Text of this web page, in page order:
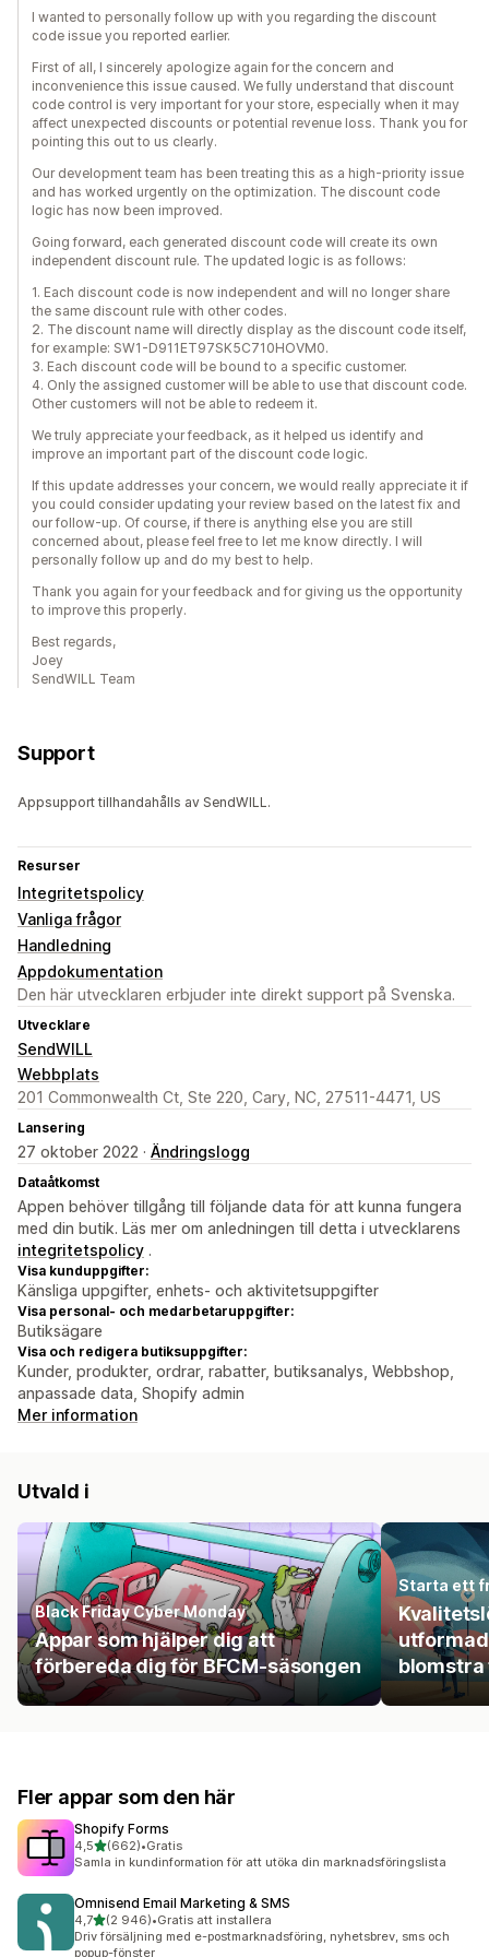
I wanted to personally follow up with you regarding the discount
code issue you reported earlier.
First of all, I sincerely apologize again for the concern and
inconvenience this issue caused. We fully understand that discount
code control is very important for your store, especially when it may
affect unexpected discounts or potential revenue loss. Thank you for
pointing this out to us clearly.
Our development team has been treating this as a high-priority issue
and has worked urgently on the optimization. The discount code
logic has now been improved.
Going forward, each generated discount code will create its own
independent discount rule. The updated logic is as follows:
1. Each discount code is now independent and will no longer share
the same discount rule with other codes.
2. The discount name will directly display as the discount code itself,
for example: SW1-D911ET97SK5C710HOVM0.
3. Each discount code will be bound to a specific customer.
4. Only the assigned customer will be able to use that discount code.
Other customers will not be able to redeem it.
We truly appreciate your feedback, as it helped us identify and
improve an important part of the discount code logic.
If this update addresses your concern, we would really appreciate it if
you could consider updating your review based on the latest fix and
our follow-up. Of course, if there is anything else you are still
concerned about, please feel free to let me know directly. I will
personally follow up and do my best to help.
Thank you again for your feedback and for giving us the opportunity
to improve this properly.
Best regards,
Joey
SendWILL Team
Support
Appsupport tillhandahålls av SendWILL.
Resurser
Integritetspolicy
Vanliga frågor
Handledning
Appdokumentation
Den här utvecklaren erbjuder inte direkt support på Svenska.
Utvecklare
SendWILL
Webbplats
201 Commonwealth Ct, Ste 220, Cary, NC, 27511-4471, US
Lansering
27 oktober 2022 · Ändringslogg
Dataåtkomst
Appen behöver tillgång till följande data för att kunna fungera
med din butik. Läs mer om anledningen till detta i utvecklarens
integritetspolicy .
Visa kunduppgifter:
Känsliga uppgifter, enhets- och aktivitetsuppgifter
Visa personal- och medarbetaruppgifter:
Butiksägare
Visa och redigera butiksuppgifter:
Kunder, produkter, ordrar, rabatter, butiksanalys, Webbshop,
anpassade data, Shopify admin
Mer information
Utvald i
Black Friday Cyber Monday
Appar som hjälper dig att
förbereda dig för BFCM-säsongen
Starta ett
Fler appar som den här
Shopify Forms
4,5av 5 stjärnor
(662)
662 recensioner totalt
•Gratis
Samla in kundinformation för att utöka din marknadsföringslista
Omnisend Email Marketing & SMS
4,7av 5 stjärnor
(2 946)
2946 recensioner totalt
•Gratis att installera
Driv försäljning med e-postmarknadsföring, nyhetsbrev, sms och
popup-fönster